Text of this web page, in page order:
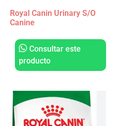
Royal Canin Urinary S/O
Canine
Consultar este
producto